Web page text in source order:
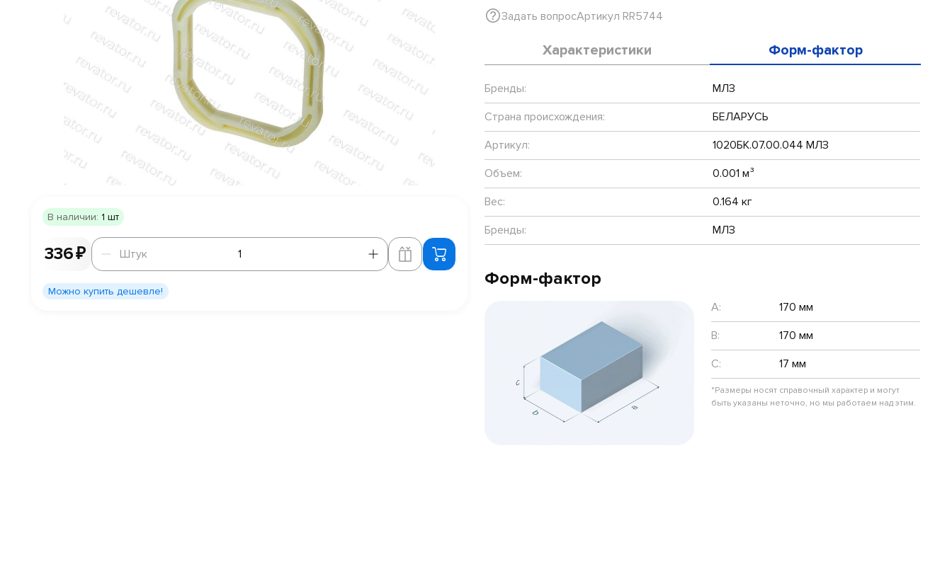
Задать вопросАртикул RR5744
В наличии: 1 шт
336 ₽
Штук
Штук
Можно купить дешевле!
Характеристики Форм-фактор
Бренды:
МЛЗ
Страна происхождения:
БЕЛАРУСЬ
Артикул:
1020БК.07.00.044 МЛЗ
Объем:
0.001 м³
Вес:
0.164 кг
Бренды:
МЛЗ
Форм-фактор
A:
170 мм
B:
170 мм
C:
17 мм
*Размеры носят справочный характер и могут
быть указаны неточно, но мы работаем над этим.